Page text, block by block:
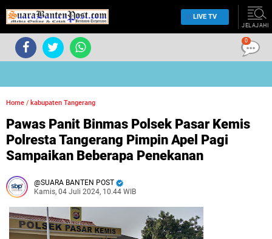
LIVE TV
JELAJAHI
Home / kabupaten Tangerang
Pawas Panit Binmas Polsek Pasar Kemis
Polresta Tangerang Pimpin Apel Pagi
Sampaikan Beberapa Penekanan
SUARA BANTEN POST
Kamis, 04 Juli 2024, 10.44 WIB
0